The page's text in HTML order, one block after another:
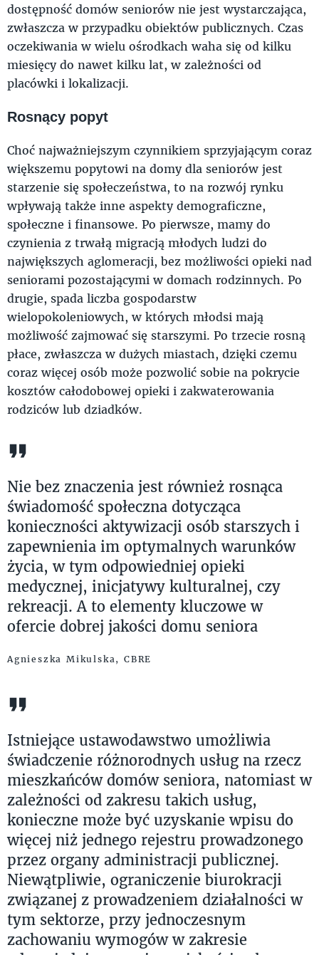
dostępność domów seniorów nie jest wystarczająca,
zwłaszcza w przypadku obiektów publicznych. Czas
oczekiwania w wielu ośrodkach waha się od kilku
miesięcy do nawet kilku lat, w zależności od
placówki i lokalizacji.
Rosnący popyt
Choć najważniejszym czynnikiem sprzyjającym coraz
większemu popytowi na domy dla seniorów jest
starzenie się społeczeństwa, to na rozwój rynku
wpływają także inne aspekty demograficzne,
społeczne i finansowe. Po pierwsze, mamy do
czynienia z trwałą migracją młodych ludzi do
największych aglomeracji, bez możliwości opieki nad
seniorami pozostającymi w domach rodzinnych. Po
drugie, spada liczba gospodarstw
wielopokoleniowych, w których młodsi mają
możliwość zajmować się starszymi. Po trzecie rosną
płace, zwłaszcza w dużych miastach, dzięki czemu
coraz więcej osób może pozwolić sobie na pokrycie
kosztów całodobowej opieki i zakwaterowania
rodziców lub dziadków.
Nie bez znaczenia jest również rosnąca
świadomość społeczna dotycząca
konieczności aktywizacji osób starszych i
zapewnienia im optymalnych warunków
życia, w tym odpowiedniej opieki
medycznej, inicjatywy kulturalnej, czy
rekreacji. A to elementy kluczowe w
ofercie dobrej jakości domu seniora
Agnieszka Mikulska, CBRE
Istniejące ustawodawstwo umożliwia
świadczenie różnorodnych usług na rzecz
mieszkańców domów seniora, natomiast w
zależności od zakresu takich usług,
konieczne może być uzyskanie wpisu do
więcej niż jednego rejestru prowadzonego
przez organy administracji publicznej.
Niewątpliwie, ograniczenie biurokracji
związanej z prowadzeniem działalności w
tym sektorze, przy jednoczesnym
zachowaniu wymogów w zakresie